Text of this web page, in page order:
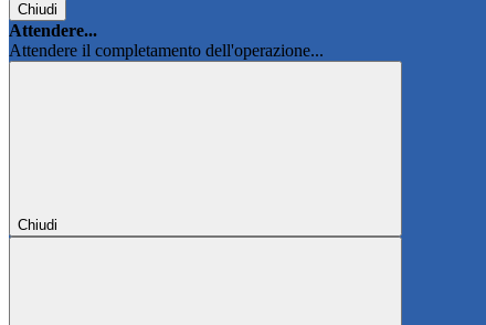
Chiudi
Attendere...
Attendere il completamento dell'operazione...
Chiudi